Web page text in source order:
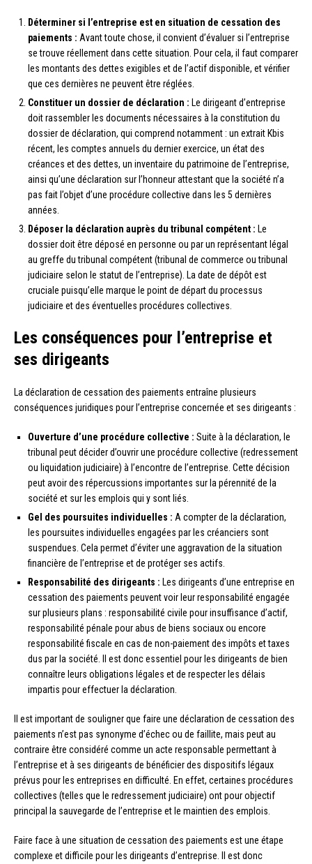
Déterminer si l’entreprise est en situation de cessation des
paiements : Avant toute chose, il convient d’évaluer si l’entreprise
se trouve réellement dans cette situation. Pour cela, il faut comparer
les montants des dettes exigibles et de l’actif disponible, et vérifier
que ces dernières ne peuvent être réglées.
Constituer un dossier de déclaration : Le dirigeant d’entreprise
doit rassembler les documents nécessaires à la constitution du
dossier de déclaration, qui comprend notamment : un extrait Kbis
récent, les comptes annuels du dernier exercice, un état des
créances et des dettes, un inventaire du patrimoine de l’entreprise,
ainsi qu’une déclaration sur l’honneur attestant que la société n’a
pas fait l’objet d’une procédure collective dans les 5 dernières
années.
Déposer la déclaration auprès du tribunal compétent : Le
dossier doit être déposé en personne ou par un représentant légal
au greffe du tribunal compétent (tribunal de commerce ou tribunal
judiciaire selon le statut de l’entreprise). La date de dépôt est
cruciale puisqu’elle marque le point de départ du processus
judiciaire et des éventuelles procédures collectives.
Les conséquences pour l’entreprise et
ses dirigeants
La déclaration de cessation des paiements entraîne plusieurs
conséquences juridiques pour l’entreprise concernée et ses dirigeants :
Ouverture d’une procédure collective : Suite à la déclaration, le
tribunal peut décider d’ouvrir une procédure collective (redressement
ou liquidation judiciaire) à l’encontre de l’entreprise. Cette décision
peut avoir des répercussions importantes sur la pérennité de la
société et sur les emplois qui y sont liés.
Gel des poursuites individuelles : A compter de la déclaration,
les poursuites individuelles engagées par les créanciers sont
suspendues. Cela permet d’éviter une aggravation de la situation
financière de l’entreprise et de protéger ses actifs.
Responsabilité des dirigeants : Les dirigeants d’une entreprise en
cessation des paiements peuvent voir leur responsabilité engagée
sur plusieurs plans : responsabilité civile pour insuffisance d’actif,
responsabilité pénale pour abus de biens sociaux ou encore
responsabilité fiscale en cas de non-paiement des impôts et taxes
dus par la société. Il est donc essentiel pour les dirigeants de bien
connaître leurs obligations légales et de respecter les délais
impartis pour effectuer la déclaration.
Il est important de souligner que faire une déclaration de cessation des
paiements n’est pas synonyme d’échec ou de faillite, mais peut au
contraire être considéré comme un acte responsable permettant à
l’entreprise et à ses dirigeants de bénéficier des dispositifs légaux
prévus pour les entreprises en difficulté. En effet, certaines procédures
collectives (telles que le redressement judiciaire) ont pour objectif
principal la sauvegarde de l’entreprise et le maintien des emplois.
Faire face à une situation de cessation des paiements est une étape
complexe et difficile pour les dirigeants d’entreprise. Il est donc